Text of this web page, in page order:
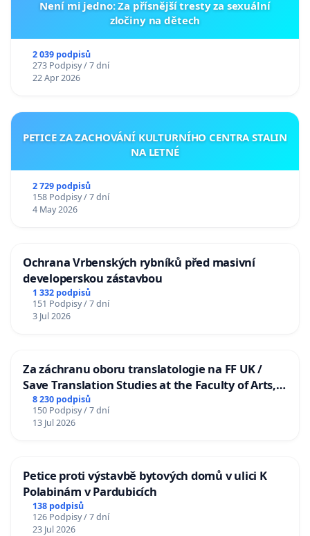
Není mi jedno: Za přísnější tresty za sexuální
zločiny na dětech
2 039 podpisů
273 Podpisy / 7 dní
22 Apr 2026
PETICE ZA ZACHOVÁNÍ KULTURNÍHO CENTRA STALIN
NA LETNÉ
2 729 podpisů
158 Podpisy / 7 dní
4 May 2026
Ochrana Vrbenských rybníků před masivní
developerskou zástavbou
1 332 podpisů
151 Podpisy / 7 dní
3 Jul 2026
Za záchranu oboru translatologie na FF UK /
Save Translation Studies at the Faculty of Arts,
Charles University
8 230 podpisů
150 Podpisy / 7 dní
13 Jul 2026
Petice proti výstavbě bytových domů v ulici K
Polabinám v Pardubicích
138 podpisů
126 Podpisy / 7 dní
23 Jul 2026